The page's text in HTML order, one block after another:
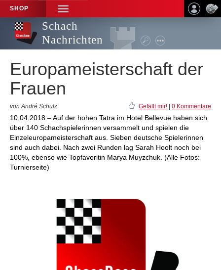
SHOP
TOGGLE
NAVIGATION
Schach
Nachrichten
Europameisterschaft der
Frauen
von André Schulz Gefällt mir! 0 Kommentare
10.04.2018 – Auf der hohen Tatra im Hotel Bellevue haben sich
über 140 Schachspielerinnen versammelt und spielen die
Einzeleuropameisterschaft aus. Sieben deutsche Spielerinnen
sind auch dabei. Nach zwei Runden lag Sarah Hoolt noch bei
100%, ebenso wie Topfavoritin Marya Muyzchuk. (Alle Fotos:
Turnierseite)